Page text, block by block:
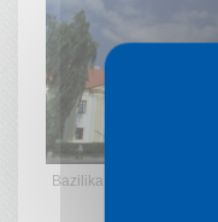
Bazilika, Vranov nad